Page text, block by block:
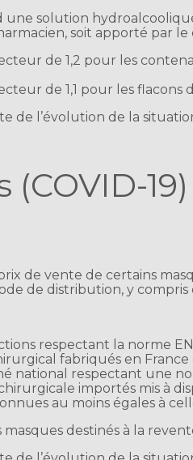
une solution
soit apporté par
de 1,2 pour les
de 1,1 pour les flacons
de l’évolution de la
(COVID-
de vente de certains
de distribution, y
respectant la norme EN
fabriqués en
national respectant une
importés mis à
au moins égales à
destinés à la